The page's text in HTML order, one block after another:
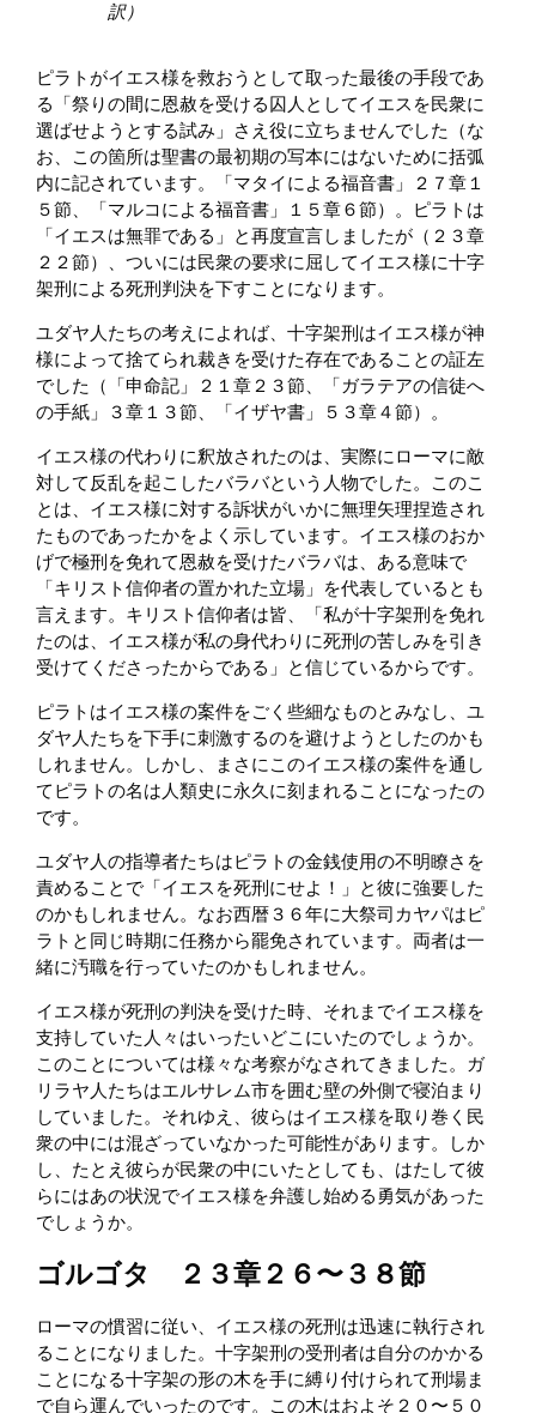
訳）
ピラトがイエス様を救おうとして取った最後の手段であ
る「祭りの間に恩赦を受ける囚人としてイエスを民衆に
選ばせようとする試み」さえ役に立ちませんでした（な
お、この箇所は聖書の最初期の写本にはないために括弧
内に記されています。「マタイによる福音書」２７章１
５節、「マルコによる福音書」１５章６節）。ピラトは
「イエスは無罪である」と再度宣言しましたが（２３章
２２節）、ついには民衆の要求に屈してイエス様に十字
架刑による死刑判決を下すことになります。
ユダヤ人たちの考えによれば、十字架刑はイエス様が神
様によって捨てられ裁きを受けた存在であることの証左
でした（「申命記」２１章２３節、「ガラテアの信徒へ
の手紙」３章１３節、「イザヤ書」５３章４節）。
イエス様の代わりに釈放されたのは、実際にローマに敵
対して反乱を起こしたバラバという人物でした。このこ
とは、イエス様に対する訴状がいかに無理矢理捏造され
たものであったかをよく示しています。イエス様のおか
げで極刑を免れて恩赦を受けたバラバは、ある意味で
「キリスト信仰者の置かれた立場」を代表しているとも
言えます。キリスト信仰者は皆、「私が十字架刑を免れ
たのは、イエス様が私の身代わりに死刑の苦しみを引き
受けてくださったからである」と信じているからです。
ピラトはイエス様の案件をごく些細なものとみなし、ユ
ダヤ人たちを下手に刺激するのを避けようとしたのかも
しれません。しかし、まさにこのイエス様の案件を通し
てピラトの名は人類史に永久に刻まれることになったの
です。
ユダヤ人の指導者たちはピラトの金銭使用の不明瞭さを
責めることで「イエスを死刑にせよ！」と彼に強要した
のかもしれません。なお西暦３６年に大祭司カヤパはピ
ラトと同じ時期に任務から罷免されています。両者は一
緒に汚職を行っていたのかもしれません。
イエス様が死刑の判決を受けた時、それまでイエス様を
支持していた人々はいったいどこにいたのでしょうか。
このことについては様々な考察がなされてきました。ガ
リラヤ人たちはエルサレム市を囲む壁の外側で寝泊まり
していました。それゆえ、彼らはイエス様を取り巻く民
衆の中には混ざっていなかった可能性があります。しか
し、たとえ彼らが民衆の中にいたとしても、はたして彼
らにはあの状況でイエス様を弁護し始める勇気があった
でしょうか。
ゴルゴタ ２３章２６〜３８節
ローマの慣習に従い、イエス様の死刑は迅速に執行され
ることになりました。十字架刑の受刑者は自分のかかる
ことになる十字架の形の木を手に縛り付けられて刑場ま
で自ら運んでいったのです。この木はおよそ２０〜５０